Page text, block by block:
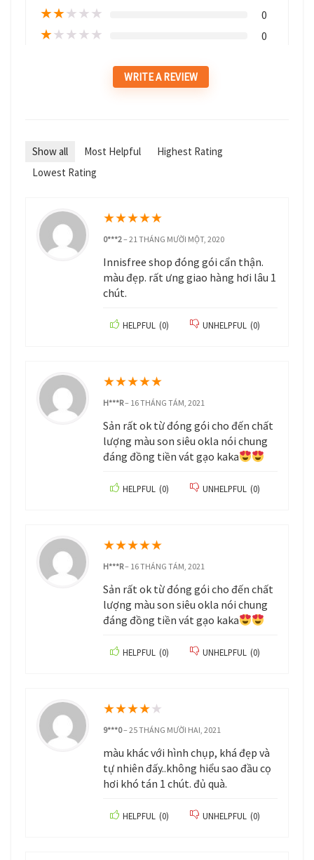
★★★★★ 0
★★★★★ 0
WRITE A REVIEW
Show all Most Helpful
Highest Rating
Lowest Rating
★★★★★
0***2–21 THÁNG MƯỜI MỘT, 2020
Innisfree shop đóng gói cẩn thận.
màu đẹp. rất ưng giao hàng hơi lâu 1
chút.
HELPFUL (0) UNHELPFUL (0)
★★★★★
H***R– 16 THÁNG TÁM, 2021
Sản rất ok từ đóng gói cho đến chất
lượng màu son siêu okla nói chung
đáng đồng tiền vát gạo kaka
HELPFUL (0) UNHELPFUL (0)
★★★★★
H***R– 16 THÁNG TÁM, 2021
Sản rất ok từ đóng gói cho đến chất
lượng màu son siêu okla nói chung
đáng đồng tiền vát gạo kaka
HELPFUL (0) UNHELPFUL (0)
★★★★★
9***0–25 THÁNG MƯỜI HAI, 2021
màu khác với hình chụp, khá đẹp và
tự nhiên đấy..không hiểu sao đầu cọ
hơi khó tán 1 chút. đủ quà.
HELPFUL (0) UNHELPFUL (0)